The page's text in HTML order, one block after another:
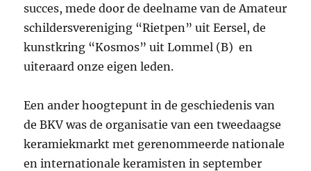
succes, mede door de deelname van de Amateur
schildersvereniging “Rietpen” uit Eersel, de
kunstkring “Kosmos” uit Lommel (B) en
uiteraard onze eigen leden.
Een ander hoogtepunt in de geschiedenis van
de BKV was de organisatie van een tweedaagse
keramiekmarkt met gerenommeerde nationale
en internationale keramisten in september